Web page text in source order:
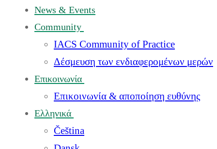
News & Events
Community
IACS Community of Practice
Δέσμευση των ενδιαφερομένων μερών
Επικοινωνία
Επικοινωνία & αποποίηση ευθύνης
Ελληνικά
Čeština